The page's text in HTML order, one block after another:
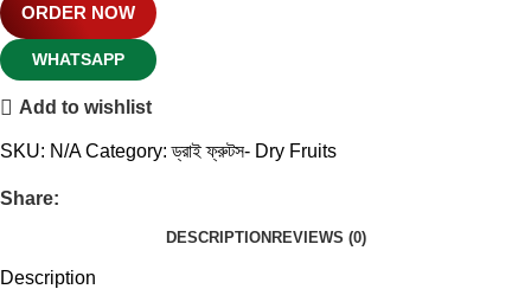
ORDER NOW
WHATSAPP
Add to wishlist
SKU: N/ACategory: ড্রাই ফ্রুটস- Dry Fruits
Share:
DESCRIPTION REVIEWS (0)
Description